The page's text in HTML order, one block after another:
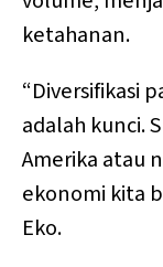
ketahanan.
“Diversifikasi
adalah kunci.
Amerika atau
ekonomi kita
Eko.